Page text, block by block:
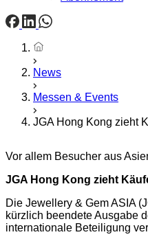
Startseite
News
Messen & Events
JGA Hong Kong zieht
Vor allem Besucher aus
JGA Hong Kong zieht
Die Jewellery & Gem ASIA
kürzlich beendete Ausgabe
internationale Beteiligung